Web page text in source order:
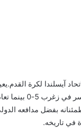
آيسلندا لكرة
بفضل مدافعه